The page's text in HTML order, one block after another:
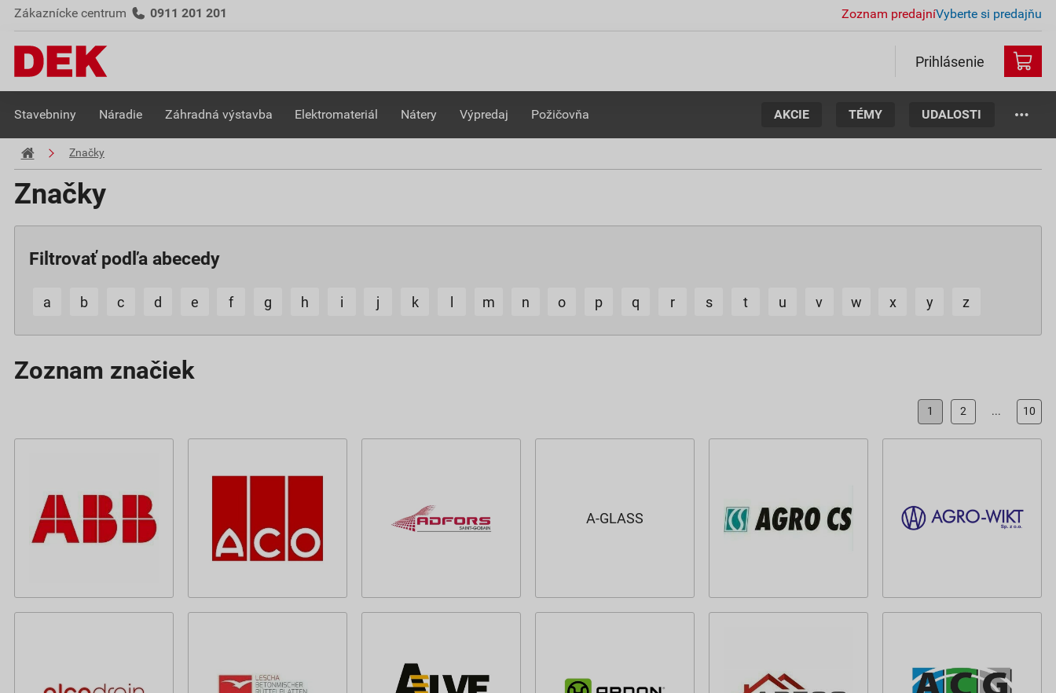
Zákaznícke centrum 0911 201 201 Zoznam predajníVyberte si predajňu
Prihlásenie
Stavebniny Náradie Záhradná výstavba Elektromateriál Nátery Výpredaj Požičovňa AKCIE TÉMY UDALOSTI
Značky
Značky
Filtrovať podľa abecedy
a b c d e f g h i j k m n o p q r s t u v w x y z
Zoznam značiek
1 2 ... 10
A-GLASS